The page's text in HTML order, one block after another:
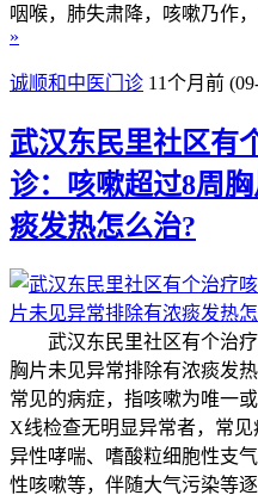
咽喉，肺失肃降，咳嗽乃作
»
诚顺和中医门诊 11个月前
武汉东民里社区有
诊：咳嗽超过8周
痰发热怎么治?
武汉东民里社区有个治疗
胸片未见异常排除有浓痰发
常见的病症，指咳嗽为唯一
X线检查无明显异常者，常
异性哮喘、嗜酸粒细胞性支
性咳嗽等，伴随大气污染等